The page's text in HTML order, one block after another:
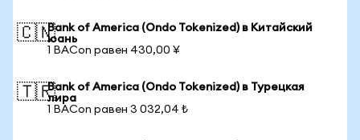
🇨🇳Bank of America (Ondo Tokenized) в Китайский
юань
1 BACon равен 430,00 ¥
🇹🇷Bank of America (Ondo Tokenized) в Турецкая
лира
1 BACon равен 3 032,04 ₺